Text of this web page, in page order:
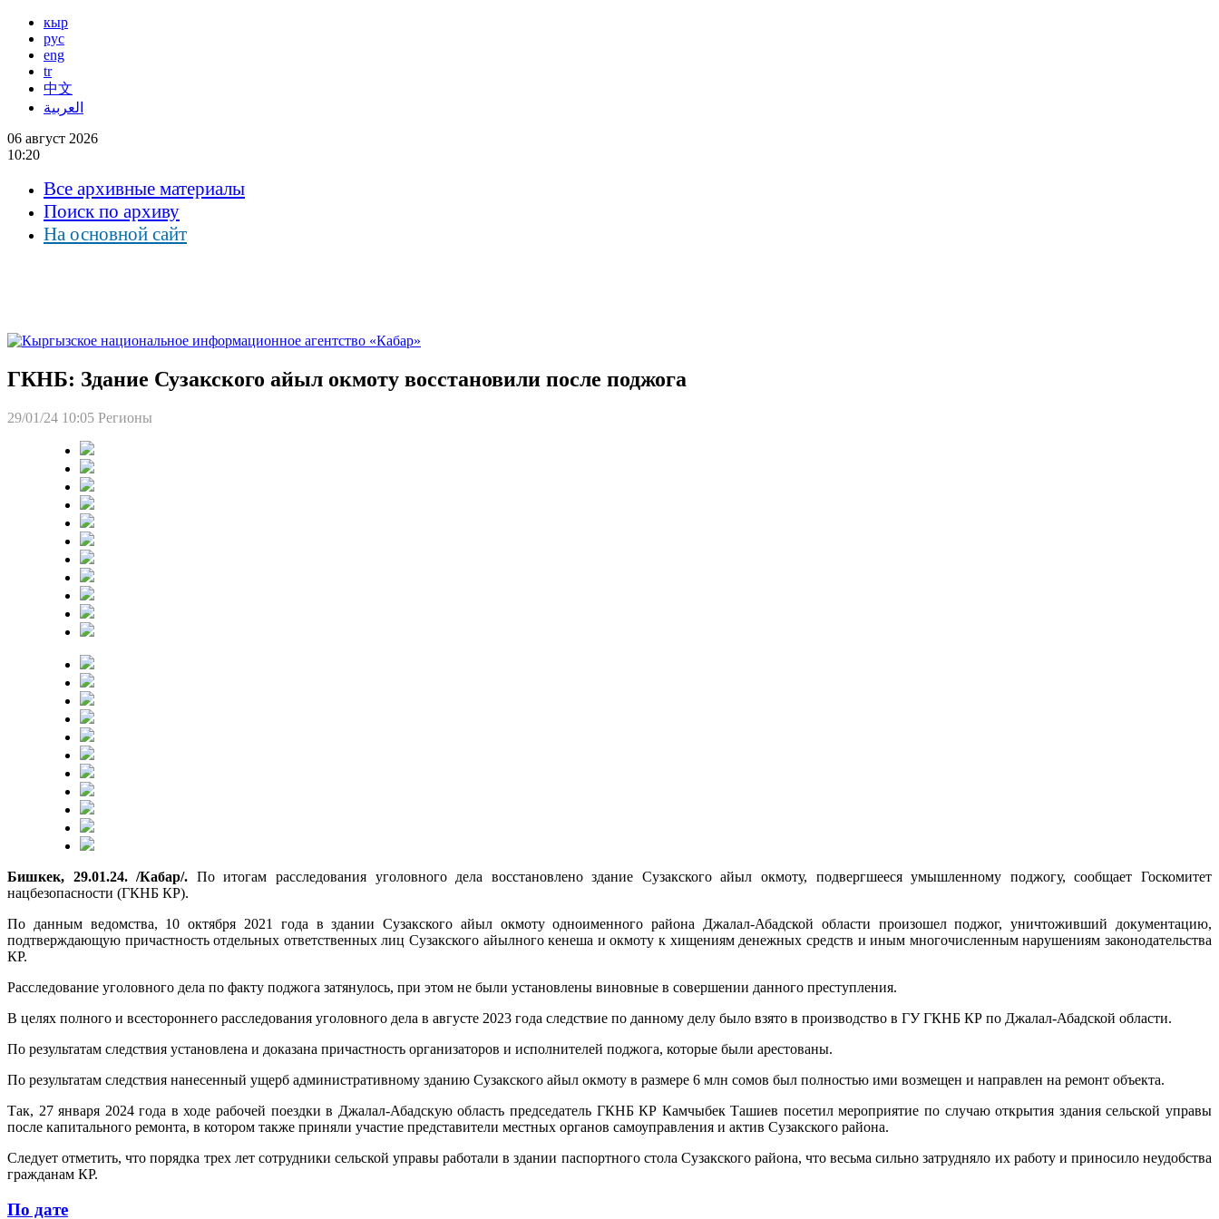
кыр
рус
eng
tr
中文
العربية
06 август 2026
10:20
Все архивные материалы
Поиск по архиву
На основной сайт
ГКНБ: Здание Сузакского айыл окмоту восстановили после поджога
29/01/24 10:05 Регионы
Бишкек, 29.01.24. /Кабар/. По итогам расследования уголовного дела восстановлено здание Сузакского айыл окмоту, подвергшееся умышленному поджогу, сообщает Госкомитет
нацбезопасности (ГКНБ КР).
По данным ведомства, 10 октября 2021 года в здании Сузакского айыл окмоту одноименного района Джалал-Абадской области произошел поджог, уничтоживший документацию,
подтверждающую причастность отдельных ответственных лиц Сузакского айылного кенеша и окмоту к хищениям денежных средств и иным многочисленным нарушениям законодательства
КР.
Расследование уголовного дела по факту поджога затянулось, при этом не были установлены виновные в совершении данного преступления.
В целях полного и всестороннего расследования уголовного дела в августе 2023 года следствие по данному делу было взято в производство в ГУ ГКНБ КР по Джалал-Абадской области.
По результатам следствия установлена и доказана причастность организаторов и исполнителей поджога, которые были арестованы.
По результатам следствия нанесенный ущерб административному зданию Сузакского айыл окмоту в размере 6 млн сомов был полностью ими возмещен и направлен на ремонт объекта.
Так, 27 января 2024 года в ходе рабочей поездки в Джалал-Абадскую область председатель ГКНБ КР Камчыбек Ташиев посетил мероприятие по случаю открытия здания сельской управы
после капитального ремонта, в котором также приняли участие представители местных органов самоуправления и актив Сузакского района.
Следует отметить, что порядка трех лет сотрудники сельской управы работали в здании паспортного стола Сузакского района, что весьма сильно затрудняло их работу и приносило неудобства
гражданам КР.
По дате